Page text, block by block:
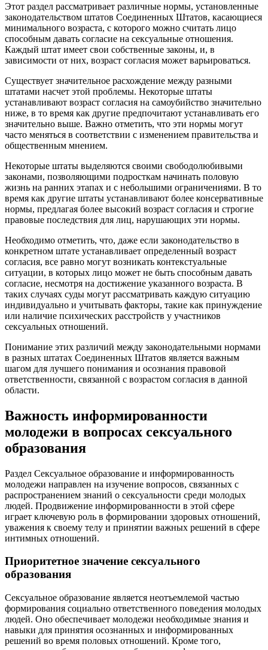
Этот раздел рассматривает различные нормы, установленные
законодательством штатов Соединенных Штатов, касающиеся
минимального возраста, с которого можно считать лицо
способным давать согласие на сексуальные отношения.
Каждый штат имеет свои собственные законы, и, в
зависимости от них, возраст согласия может варьироваться.
Существует значительное расхождение между разными
штатами насчет этой проблемы. Некоторые штаты
устанавливают возраст согласия на самоубийство значительно
ниже, в то время как другие предпочитают устанавливать его
значительно выше. Важно отметить, что эти нормы могут
часто меняться в соответствии с изменением правительства и
общественным мнением.
Некоторые штаты выделяются своими свободолюбивыми
законами, позволяющими подросткам начинать половую
жизнь на ранних этапах и с небольшими ограничениями. В то
время как другие штаты устанавливают более консервативные
нормы, предлагая более высокий возраст согласия и строгие
правовые последствия для лиц, нарушающих эти нормы.
Необходимо отметить, что, даже если законодательство в
конкретном штате устанавливает определенный возраст
согласия, все равно могут возникать контекстуальные
ситуации, в которых лицо может не быть способным давать
согласие, несмотря на достижение указанного возраста. В
таких случаях суды могут рассматривать каждую ситуацию
индивидуально и учитывать факторы, такие как принуждение
или наличие психических расстройств у участников
сексуальных отношений.
Понимание этих различий между законодательными нормами
в разных штатах Соединенных Штатов является важным
шагом для лучшего понимания и осознания правовой
ответственности, связанной с возрастом согласия в данной
области.
Важность информированности
молодежи в вопросах сексуального
образования
Раздел Сексуальное образование и информированность
молодежи направлен на изучение вопросов, связанных с
распространением знаний о сексуальности среди молодых
людей. Продвижение информированности в этой сфере
играет ключевую роль в формировании здоровых отношений,
уважения к своему телу и принятии важных решений в сфере
интимных отношений.
Приоритетное значение сексуального
образования
Сексуальное образование является неотъемлемой частью
формирования социально ответственного поведения молодых
людей. Оно обеспечивает молодежи необходимые знания и
навыки для принятия осознанных и информированных
решений во время половых отношений. Кроме того,